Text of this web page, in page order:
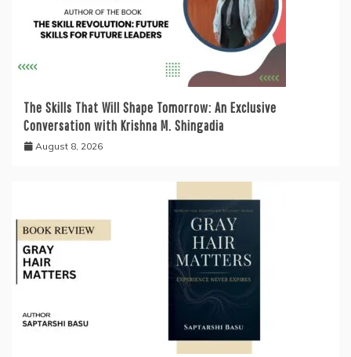
The Skills That Will Shape Tomorrow: An Exclusive
Conversation with Krishna M. Shingadia
August 8, 2026